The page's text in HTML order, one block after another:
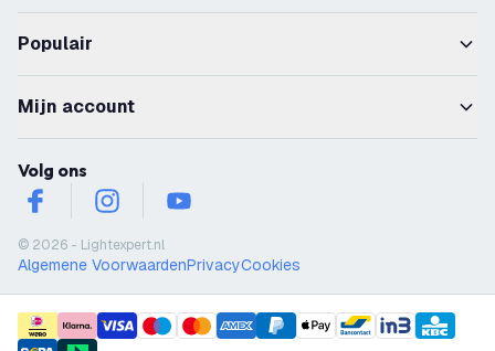
Populair
Mijn account
Volg ons
facebookinstagramyoutube
© 2026 - Lightexpert.nl
Algemene VoorwaardenPrivacyCookies